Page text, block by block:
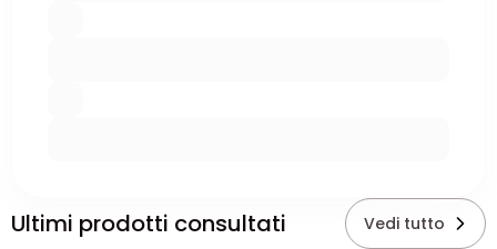
Ultimi prodotti consultati Vedi tutto